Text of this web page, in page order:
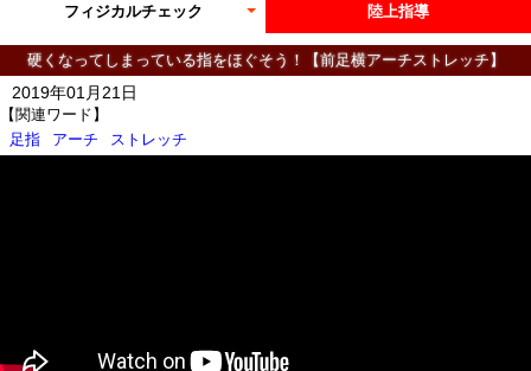
フィジカルチェック 陸上指導
硬くなってしまっている指をほぐそう！【前足横アーチストレッチ】
【関連ワード】
足指
アーチ ストレッチ
2019年01月21日